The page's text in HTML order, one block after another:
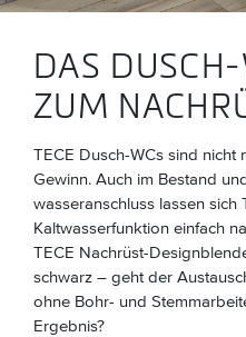
DAS
ZUM
TECE Dusch-WCs sind nicht
Gewinn. Auch im Bestand
wasseranschluss lassen sich
Kaltwasserfunktion einfach
TECE Nachrüst-
schwarz – geht der
ohne Bohr- und
Ergebnis?